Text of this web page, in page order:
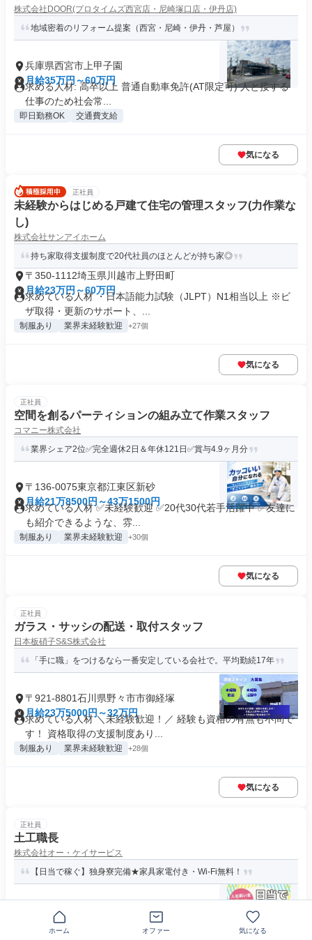
株式会社DOOR(プロタイムズ西宮店・尼崎塚口店・伊丹店)
地域密着のリフォーム提案（西宮・尼崎・伊丹・芦屋）
兵庫県西宮市上甲子園
月給35万円～60万円
求める人材: 高卒以上 普通自動車免許(AT限定可) 人と接する
仕事のため社会常...
即日勤務OK 交通費支給
気になる
正社員
未経験からはじめる戸建て住宅の管理スタッフ(力作業な
し)
株式会社サンアイホーム
持ち家取得支援制度で20代社員のほとんどが持ち家◎
〒350-1112埼玉県川越市上野田町
月給23万円～60万円
求めている人材 ・日本語能力試験（JLPT）N1相当以上 ※ビ
ザ取得・更新のサポート、...
制服あり 業界未経験歓迎 +27個
気になる
正社員
空間を創るパーティションの組み立て作業スタッフ
コマニー株式会社
業界シェア2位✅完全週休2日＆年休121日✅賞与4.9ヶ月分
〒136-0075東京都江東区新砂
月給21万8500円～43万1500円
求めている人材 ✅未経験歓迎 ✅20代30代若手活躍中 ✅友達に
も紹介できるような、雰...
制服あり 業界未経験歓迎 +30個
気になる
正社員
ガラス・サッシの配送・取付スタッフ
日本板硝子S&S株式会社
「手に職」をつけるなら一番安定している会社で。平均勤続17年
〒921-8801石川県野々市市御経塚
月給23万5000円～32万円
求めている人材 ＼未経験歓迎！／ 経験も資格の有無も不問で
す！ 資格取得の支援制度あり...
制服あり 業界未経験歓迎 +28個
気になる
正社員
土工職長
株式会社オー・ケイサービス
【日当で稼ぐ】独身寮完備★家具家電付き・Wi-Fi無料！
〒136-0072東京都江東区大島
日給1万5000円以上
求めている人材 ★未経験者歓迎 ★学歴不問・経験不問 ▼こん
ホーム オファー 気になる